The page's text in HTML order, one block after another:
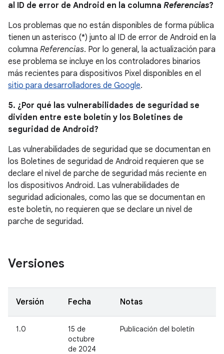
al ID de error de Android en la columna Referencias?
Los problemas que no están disponibles de forma pública
tienen un asterisco (*) junto al ID de error de Android en la
columna Referencias. Por lo general, la actualización para
ese problema se incluye en los controladores binarios
más recientes para dispositivos Pixel disponibles en el
sitio para desarrolladores de Google.
5. ¿Por qué las vulnerabilidades de seguridad se
dividen entre este boletín y los Boletines de
seguridad de Android?
Las vulnerabilidades de seguridad que se documentan en
los Boletines de seguridad de Android requieren que se
declare el nivel de parche de seguridad más reciente en
los dispositivos Android. Las vulnerabilidades de
seguridad adicionales, como las que se documentan en
este boletín, no requieren que se declare un nivel de
parche de seguridad.
Versiones
Versión Fecha Notas
1.0
15 de
octubre
de 2024
Publicación del boletín